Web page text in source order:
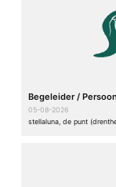
Begeleider /
05-08-2026
stellaluna, de punt